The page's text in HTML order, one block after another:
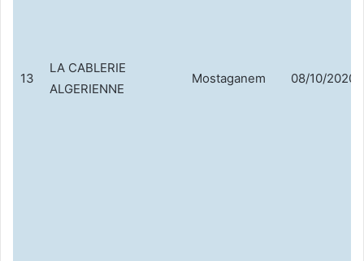
13
LA CABLERIE
ALGERIENNE
Mostaganem 08/10/2020